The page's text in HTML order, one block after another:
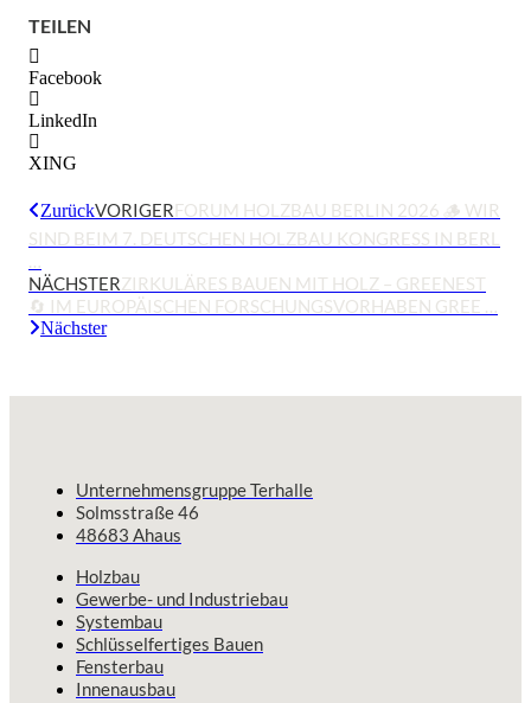
TEILEN
Facebook
LinkedIn
XING
ZurückVORIGERFORUM HOLZBAU BERLIN 2026 🪵 WIR
SIND BEIM 7. DEUTSCHEN HOLZBAU KONGRESS IN BERL
…
NÄCHSTERZIRKULÄRES BAUEN MIT HOLZ – GREENEST
🔄️ IM EUROPÄISCHEN FORSCHUNGSVORHABEN GREE …
Nächster
Unternehmensgruppe Terhalle
Solmsstraße 46
48683 Ahaus
Holzbau
Gewerbe- und Industriebau
Systembau
Schlüsselfertiges Bauen
Fensterbau
Innenausbau